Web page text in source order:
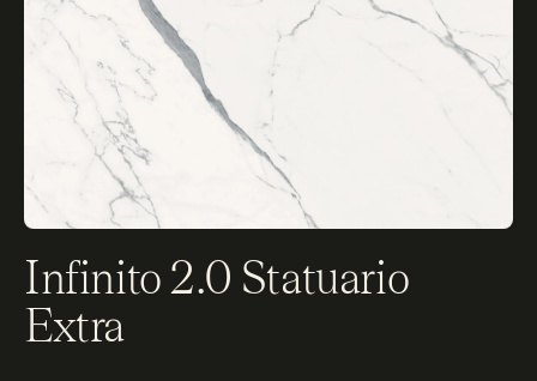
Infinito 2.0 Statuario
Extra